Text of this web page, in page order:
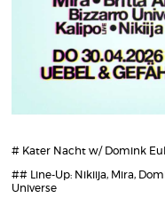
# Kater Nacht w/ Domink
## Line-Up: Nikiija, Mira,
Universe